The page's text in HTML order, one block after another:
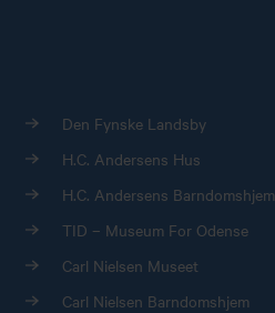
Den Fynske Landsby
H.C. Andersens Hus
H.C. Andersens Barndomshjem
TID – Museum For Odense
Carl Nielsen Museet
Carl Nielsen Barndomshjem